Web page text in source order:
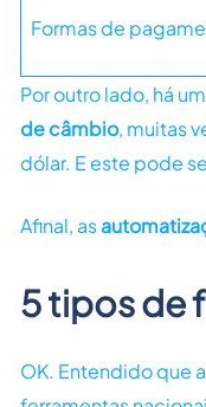
Formas de
Por outro lado, há
de câmbio, muitas
dólar. E este pode
Afinal, as
5 tipos de
OK. Entendido que